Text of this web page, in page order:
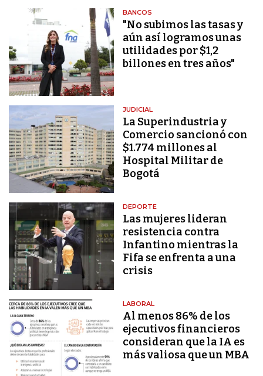
BANCOS
"No subimos las tasas y
aún así logramos unas
utilidades por $1,2
billones en tres años"
JUDICIAL
La Superindustria y
Comercio sancionó con
$1.774 millones al
Hospital Militar de
Bogotá
DEPORTE
Las mujeres lideran
resistencia contra
Infantino mientras la
Fifa se enfrenta a una
crisis
LABORAL
Al menos 86% de los
ejecutivos financieros
consideran que la IA es
más valiosa que un MBA